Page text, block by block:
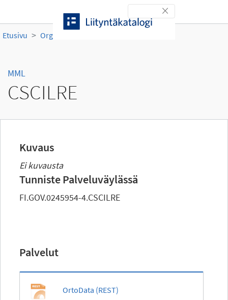
Toggle navigation
Etusivu Organisaatiot
MML
CSCILRE
Kuvaus
Ei kuvausta
Tunniste Palveluväylässä
FI.GOV.0245954-4.CSCILRE
Palvelut
OrtoData (REST)